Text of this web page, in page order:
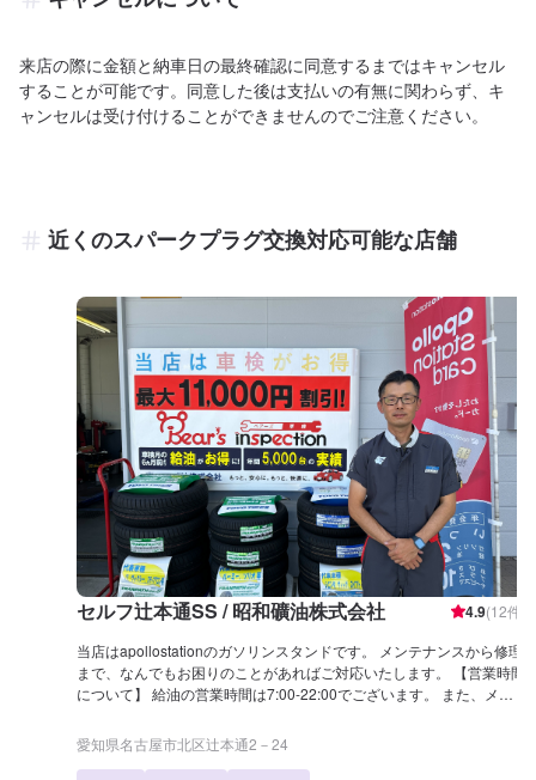
来店の際に金額と納車日の最終確認に同意するまではキャンセル
することが可能です。同意した後は支払いの有無に関わらず、キ
ャンセルは受け付けることができませんのでご注意ください。
近くのスパークプラグ交換対応可能な店舗
セルフ辻本通SS / 昭和礦油株式会社 4.9(12件)
当店はapollostationのガソリンスタンドです。 メンテナンスから修理
まで、なんでもお困りのことがあればご対応いたします。 【営業時間
について】 給油の営業時間は7:00-22:00でございます。 また、メン
のアクセス】 当店は東志賀町線沿いにございます。 辻本通2交差点の
近く、「感動の肉と米 辻本通店」様の横です。
愛知県名古屋市北区辻本通2－24